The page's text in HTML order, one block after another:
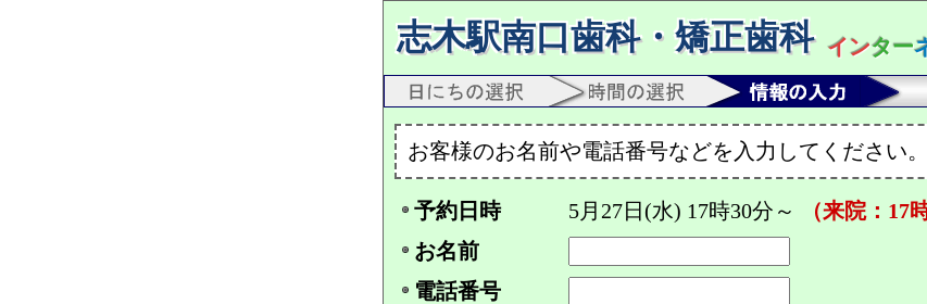
志木駅南口歯科・矯正歯科 インター
お客様のお名前や電話番号などを入力してください。
予約日時 5月27日(水) 17時30分～
（来院：17
お名前
電話番号